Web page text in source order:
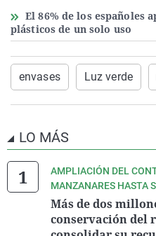
El 86% de los españoles
plásticos de un solo uso
envases Luz verde
LO MÁS
AMPLIACIÓN DEL
MANZANARES HASTA
Más de dos
conservación del